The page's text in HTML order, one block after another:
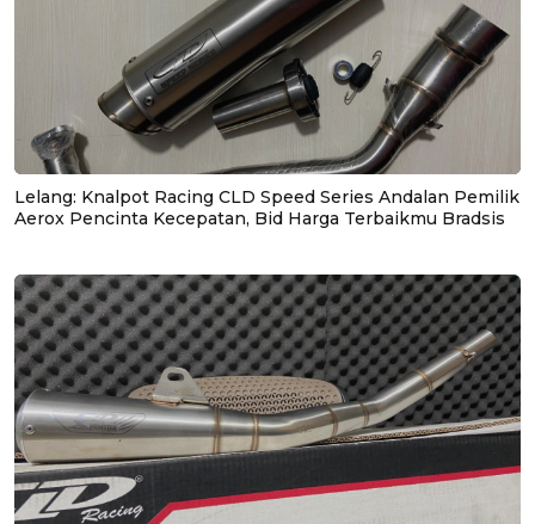
Lelang: Knalpot Racing CLD Speed Series Andalan Pemilik
Aerox Pencinta Kecepatan, Bid Harga Terbaikmu Bradsis